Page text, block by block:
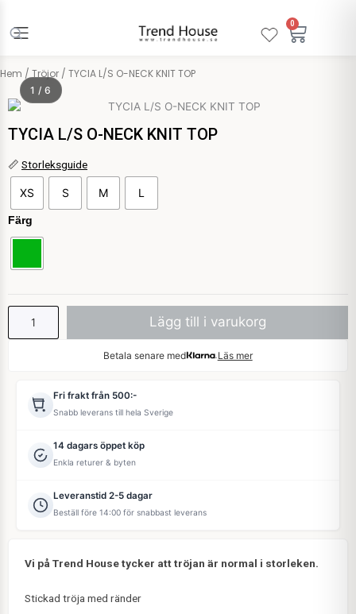
innehåll
0
Hem / Tröjor / TYCIA L/S O-NECK KNIT TOP
1 / 6
TYCIA L/S O-NECK KNIT TOP
📏 Storleksguide
XS S M L
Färg
TYCIA
L/S
NECK
KNIT
Lägg till i varukorg
Betala senare med Läs mer
Fri frakt från 500:-
Snabb leverans till hela Sverige
14 dagars öppet köp
Enkla returer & byten
Leveranstid 2-5 dagar
Beställ före 14:00 för snabbast leverans
Vi på Trend House tycker att tröjan är normal i storleken.
Stickad tröja med ränder